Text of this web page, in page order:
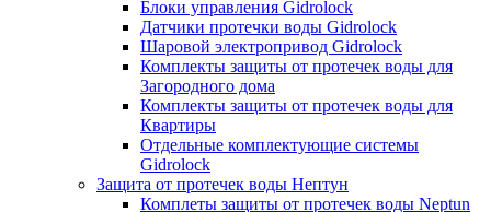
Блоки управления Gidrolock
Датчики протечки воды Gidrolock
Шаровой электропривод Gidrolock
Комплекты защиты от протечек воды для
Загородного дома
Комплекты защиты от протечек воды для
Квартиры
Отдельные комплектующие системы
Gidrolock
Защита от протечек воды Нептун
Комплеты защиты от протечек воды Neptun